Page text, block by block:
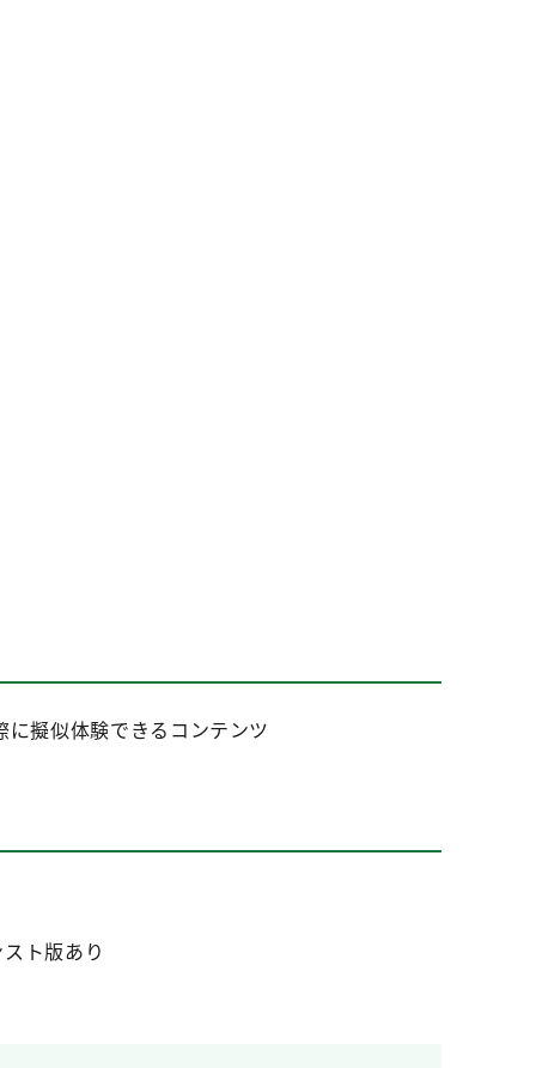
擬似体験できるコンテンツ
ト版あり